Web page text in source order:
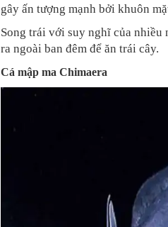
gây ấn tượng mạnh bởi khuôn
Song trái với suy nghĩ của
ra ngoài ban đêm để ăn trái cây.
Cá mập ma Chimaera